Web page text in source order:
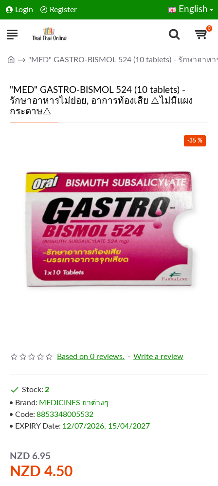
Login Register English
0
"MED" GASTRO-BISMOL 524 (10 tablets) - รักษาอ
"MED" GASTRO-BISMOL 524 (10 tablets) -
รักษาอาหารไม่ย่อย, อาการท้องเสีย ⚠️ไม่มีแผง
กระดาษ⚠️
-35 %
Based on 0 reviews. - Write a review
NZD 4.50
NZD 6.95
Stock: 2
Brand: MEDICINES ยาต่างๆ
Code: 8853348005532
EXPIRY Date: 12/07/2026, 15/04/2027